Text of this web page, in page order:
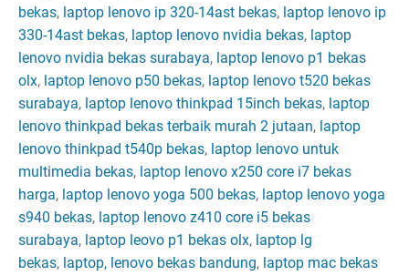
bekas, laptop lenovo ip 320-14ast bekas, laptop lenovo ip
330-14ast bekas, laptop lenovo nvidia bekas, laptop
lenovo nvidia bekas surabaya, laptop lenovo p1 bekas
olx, laptop lenovo p50 bekas, laptop lenovo t520 bekas
surabaya, laptop lenovo thinkpad 15inch bekas, laptop
lenovo thinkpad bekas terbaik murah 2 jutaan, laptop
lenovo thinkpad t540p bekas, laptop lenovo untuk
multimedia bekas, laptop lenovo x250 core i7 bekas
harga, laptop lenovo yoga 500 bekas, laptop lenovo yoga
s940 bekas, laptop lenovo z410 core i5 bekas
surabaya, laptop leovo p1 bekas olx, laptop lg
bekas, laptop, lenovo bekas bandung, laptop mac bekas